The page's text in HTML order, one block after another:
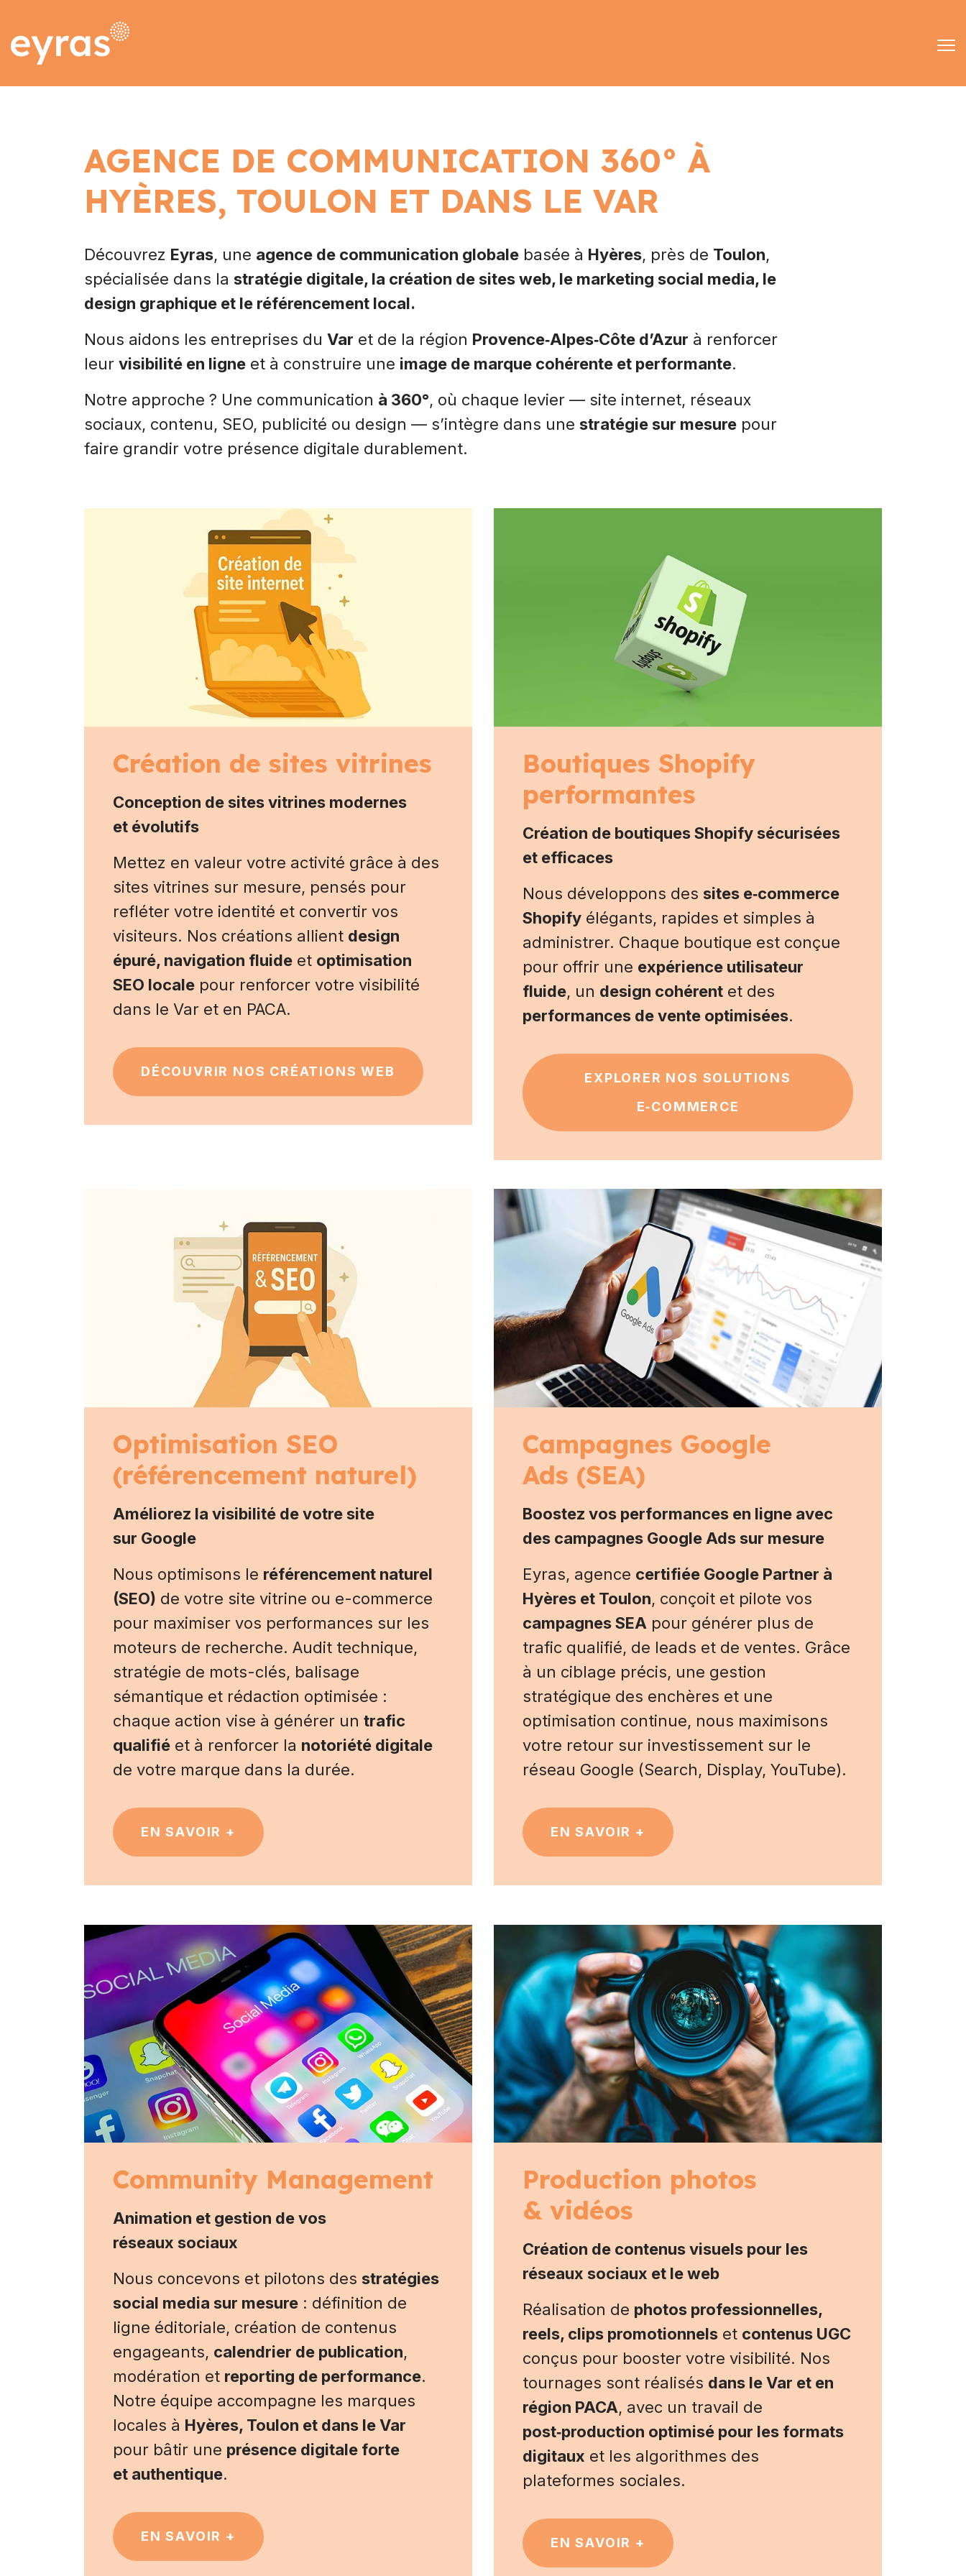
STUDIO GRAPHIQUE
RÉFÉRENCEMENT LOCAL
EMAIL & SMS MARKETING
CONTACT
AGENCE DE COMMUNICATION 360° À
HYÈRES, TOULON ET DANS LE VAR
Découvrez Eyras, une agence de communication globale basée à Hyères, près de Toulon,
spécialisée dans la stratégie digitale, la création de sites web, le marketing social media, le
design graphique et le référencement local.
Nous aidons les entreprises du Var et de la région Provence‑Alpes‑Côte d’Azur à renforcer
leur visibilité en ligne et à construire une image de marque cohérente et performante.
Notre approche ? Une communication à 360°, où chaque levier — site internet, réseaux
sociaux, contenu, SEO, publicité ou design — s’intègre dans une stratégie sur mesure pour
faire grandir votre présence digitale durablement.
Création de sites vitrines
Conception de sites vitrines modernes
et évolutifs
Mettez en valeur votre activité grâce à des
sites vitrines sur mesure, pensés pour
refléter votre identité et convertir vos
visiteurs. Nos créations allient design
épuré, navigation fluide et optimisation
SEO locale pour renforcer votre visibilité
dans le Var et en PACA.
DÉCOUVRIR NOS CRÉATIONS WEB
Boutiques Shopify
performantes
Création de boutiques Shopify sécurisées
et efficaces
Nous développons des sites e‑commerce
Shopify élégants, rapides et simples à
administrer. Chaque boutique est conçue
pour offrir une expérience utilisateur
fluide, un design cohérent et des
performances de vente optimisées.
EXPLORER NOS SOLUTIONS
E‑COMMERCE
Optimisation SEO
(référencement naturel)
Améliorez la visibilité de votre site
sur Google
Nous optimisons le référencement naturel
(SEO) de votre site vitrine ou e-commerce
pour maximiser vos performances sur les
moteurs de recherche. Audit technique,
stratégie de mots-clés, balisage
sémantique et rédaction optimisée :
chaque action vise à générer un trafic
qualifié et à renforcer la notoriété digitale
de votre marque dans la durée.
EN SAVOIR +
Campagnes Google
Ads (SEA)
Boostez vos performances en ligne avec
des campagnes Google Ads sur mesure
Eyras, agence certifiée Google Partner à
Hyères et Toulon, conçoit et pilote vos
campagnes SEA pour générer plus de
trafic qualifié, de leads et de ventes. Grâce
à un ciblage précis, une gestion
stratégique des enchères et une
optimisation continue, nous maximisons
votre retour sur investissement sur le
réseau Google (Search, Display, YouTube).
EN SAVOIR +
Community Management
Animation et gestion de vos
réseaux sociaux
Nous concevons et pilotons des stratégies
social media sur mesure : définition de
ligne éditoriale, création de contenus
engageants, calendrier de publication,
modération et reporting de performance.
Notre équipe accompagne les marques
locales à Hyères, Toulon et dans le Var
pour bâtir une présence digitale forte
et authentique.
EN SAVOIR +
Production photos
& vidéos
Création de contenus visuels pour les
réseaux sociaux et le web
Réalisation de photos professionnelles,
reels, clips promotionnels et contenus UGC
conçus pour booster votre visibilité. Nos
tournages sont réalisés dans le Var et en
région PACA, avec un travail de
post‑production optimisé pour les formats
digitaux et les algorithmes des
plateformes sociales.
EN SAVOIR +